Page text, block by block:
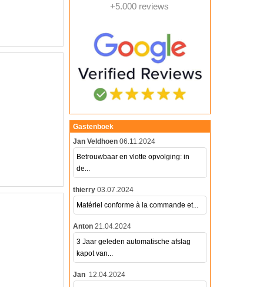
+5.000 reviews
Gastenboek
Jan Veldhoen 06.11.2024
Betrouwbaar en vlotte opvolging: in
de...
thierry 03.07.2024
Matériel conforme à la commande et...
Anton 21.04.2024
3 Jaar geleden automatische afslag
kapot van...
Jan 12.04.2024